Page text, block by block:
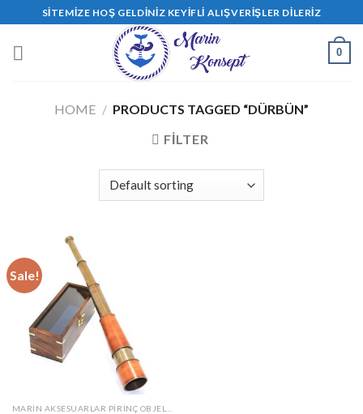
to
content
SITEMIZE HOŞ GELDINIZ KEYIFLI ALIŞVERIŞLER DILERIZ
0
HOME / PRODUCTS TAGGED “DÜRBÜN”
FILTER
Sale!